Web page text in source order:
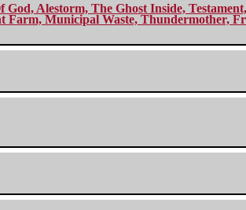
Alestorm, The Ghost Inside,
Municipal Waste, Thundermother,